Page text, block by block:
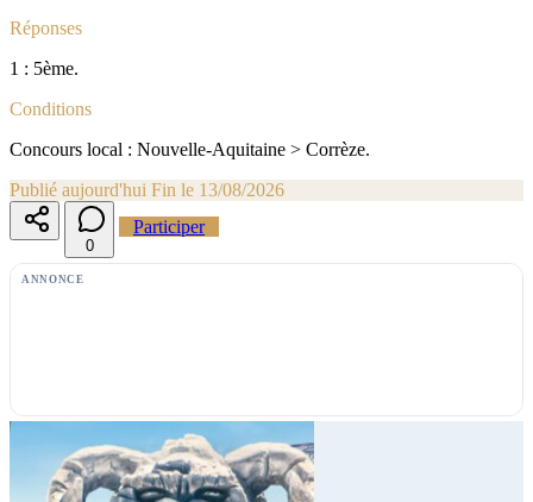
Réponses
1 : 5ème.
Conditions
Concours local : Nouvelle-Aquitaine > Corrèze.
Publié aujourd'hui Fin le 13/08/2026
0
Participer
ANNONCE